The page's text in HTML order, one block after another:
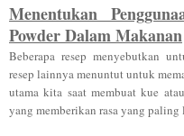
Menentukan
Powder Dalam Makanan
Beberapa resep menyebutkan
resep lainnya menuntut untuk
utama kita saat membuat kue
yang memberikan rasa yang